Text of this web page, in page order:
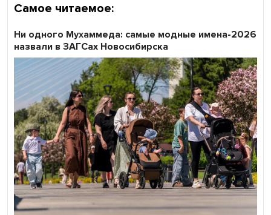
Самое читаемое:
Ни одного Мухаммеда: самые модные имена-2026
назвали в ЗАГСах Новосибирска